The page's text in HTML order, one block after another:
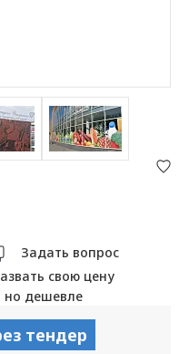
Задать вопрос
свою цену
но дешевле
тендер